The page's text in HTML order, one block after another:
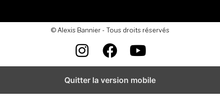
© Alexis Bannier - Tous droits réservés
Quitter la version mobile